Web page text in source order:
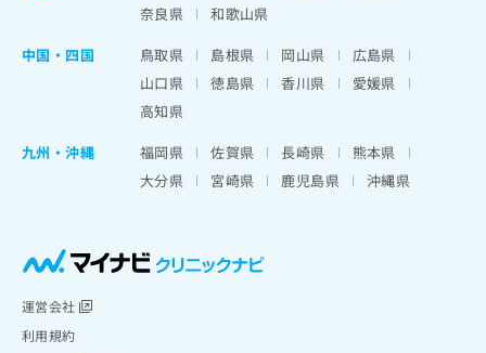
奈良県
和歌山県
中国・四国
鳥取県 島根県 岡山県
広島県
山口県
徳島県 香川県
愛媛県
高知県
九州・沖縄
福岡県 佐賀県 長崎県
熊本県
大分県
宮崎県 鹿児島県 沖縄県
運営会社
利用規約